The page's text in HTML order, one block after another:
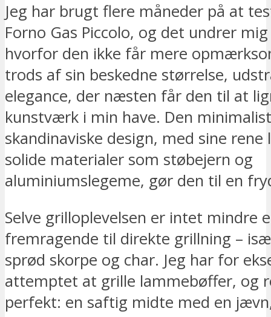
Jeg har brugt flere måneder på at
Forno Gas Piccolo, og det undrer
hvorfor den ikke får mere
trods af sin beskedne størrelse,
elegance, der næsten får den til at
kunstværk i min have. Den
skandinaviske design, med sine rene
solide materialer som støbejern og
aluminiumslegeme, gør den til en
Selve grilloplevelsen er intet mindre
fremragende til direkte grillning –
sprød skorpe og char. Jeg har for
attemptet at grille lammebøffer, og
perfekt: en saftig midte med en